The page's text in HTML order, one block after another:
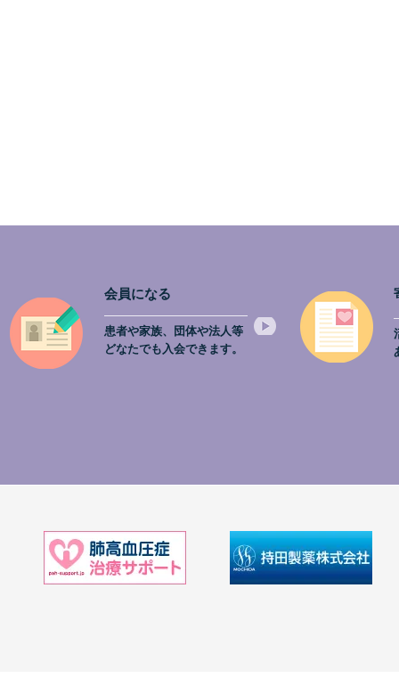
会員になる
患者や家族、団体や法人等
どなたでも入会できます。